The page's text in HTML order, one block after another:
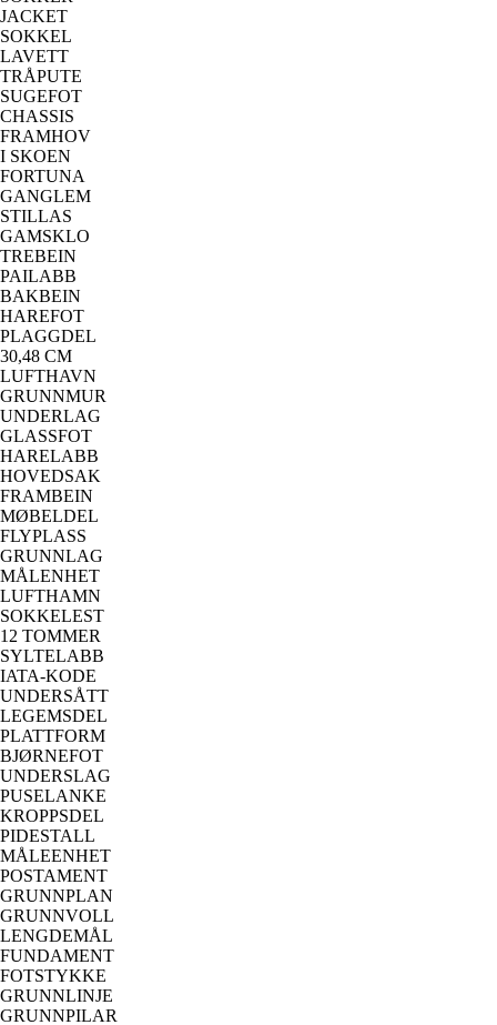
JACKET
SOKKEL
LAVETT
TRÅPUTE
SUGEFOT
CHASSIS
FRAMHOV
I SKOEN
FORTUNA
GANGLEM
STILLAS
GAMSKLO
TREBEIN
PAILABB
BAKBEIN
HAREFOT
PLAGGDEL
30,48 CM
LUFTHAVN
GRUNNMUR
UNDERLAG
GLASSFOT
HARELABB
HOVEDSAK
FRAMBEIN
MØBELDEL
FLYPLASS
GRUNNLAG
MÅLENHET
LUFTHAMN
SOKKELEST
12 TOMMER
SYLTELABB
IATA-KODE
UNDERSÅTT
LEGEMSDEL
PLATTFORM
BJØRNEFOT
UNDERSLAG
PUSELANKE
KROPPSDEL
PIDESTALL
MÅLEENHET
POSTAMENT
GRUNNPLAN
GRUNNVOLL
LENGDEMÅL
FUNDAMENT
FOTSTYKKE
GRUNNLINJE
GRUNNPILAR